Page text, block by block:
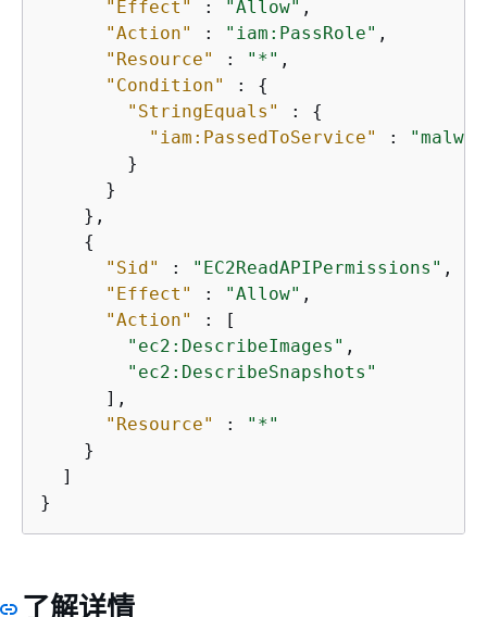
"Effect" : "Allow" ,
"Action"
: "iam:PassRole" ,
"Resource"
: "*" ,
"Condition"
: {
"StringEquals"
: {
"iam:PassedToService"
:
        }
      }
    },
{
"Sid"
: "EC2ReadAPIPermissions" ,
"Effect"
: "Allow" ,
"Action"
: [
"ec2:DescribeImages" ,
"ec2:DescribeSnapshots"
      ],
"Resource"
:
"*"
    }
  ]
}
了解详情